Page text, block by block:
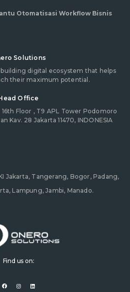
Otomatisasi Workflow Bisnis
Solutions
digital ecosystem that helps
their maximum potential.
Office
16th Floor , T9 APL Tower Podomoro
Kav. 28 Jakarta 11470, INDONESIA
Jakarta, Tangerang, Bogor, Padang,
Lampung, Jambi, Manado.
Find us on:
a
c
n
s
i
n